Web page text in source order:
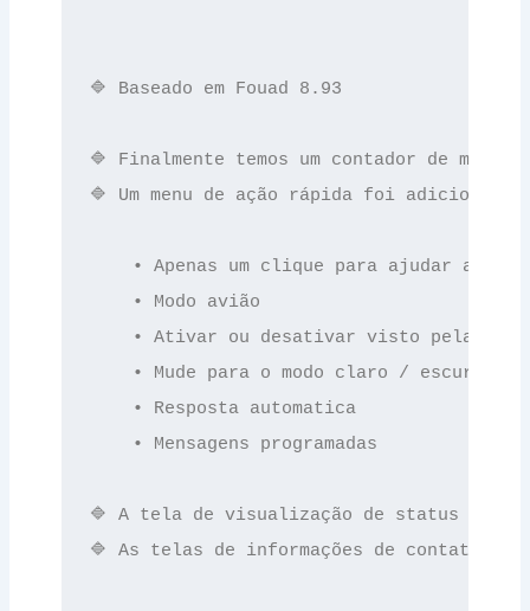
🔷 Baseado em Fouad 8.93
🔷 Finalmente temos um contador de
🔷 Um menu de ação rápida foi adicionado.
• Apenas um clique para ajudar antes
    • Modo avião
• Ativar ou desativar visto pela
• Mude para o modo claro / escuro
    • Resposta automatica
    • Mensagens programadas
🔷 A tela de visualização de status foi
🔷 As telas de informações de contato e